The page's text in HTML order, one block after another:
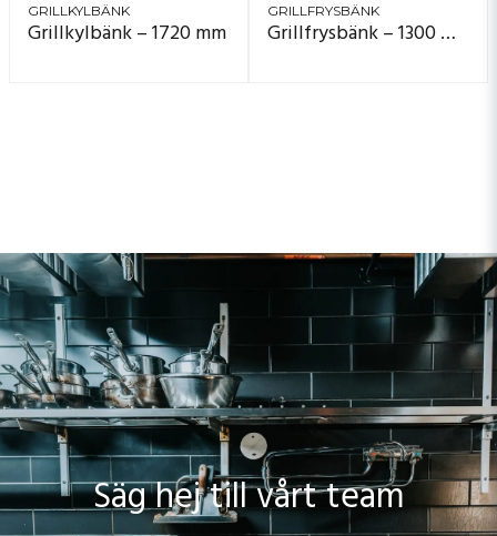
GRILLKYLBÄNK
Grillkylbänk – 1720 mm
GRILLFRYSBÄNK
Grillfrysbänk – 1300 mm
Säg hej till vårt team